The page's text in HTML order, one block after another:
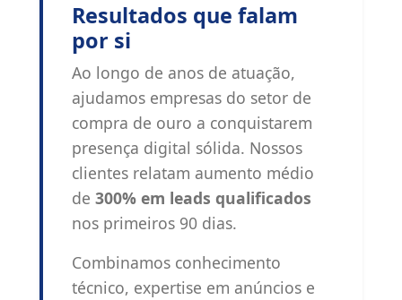
Resultados que falam
por si
Ao longo de anos de atuação,
ajudamos empresas do setor de
compra de ouro a conquistarem
presença digital sólida. Nossos
clientes relatam aumento médio
de 300% em leads qualificados
nos primeiros 90 dias.
Combinamos conhecimento
técnico, expertise em anúncios e